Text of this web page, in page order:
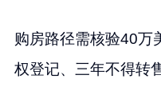
购房路径需核验40万
权登记、三年不得转